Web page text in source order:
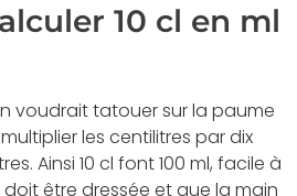
10 cl en ml
voudrait tatouer sur la paume
les centilitres par dix
Ainsi 10 cl font 100 ml, facile à
être dressée et que la main